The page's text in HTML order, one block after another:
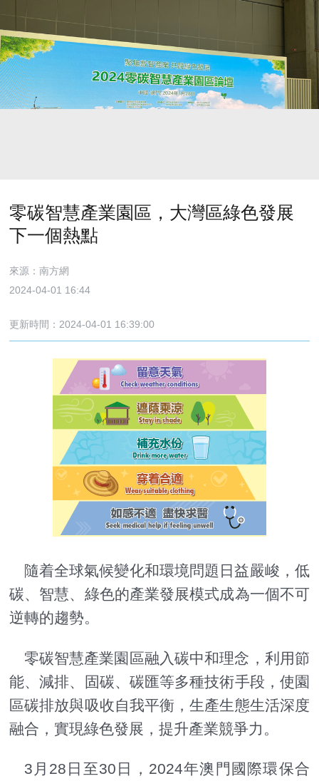
零碳智慧產業園區，大灣區綠色發展
下一個熱點
來源：南方網
2024-04-01 16:44
更新時間：2024-04-01 16:39:00
隨着全球氣候變化和環境問題日益嚴峻，低
碳、智慧、綠色的產業發展模式成為一個不可
逆轉的趨勢。
零碳智慧產業園區融入碳中和理念，利用節
能、減排、固碳、碳匯等多種技術手段，使園
區碳排放與吸收自我平衡，生產生態生活深度
融合，實現綠色發展，提升產業競爭力。
3月28日至30日，2024年澳門國際環保合